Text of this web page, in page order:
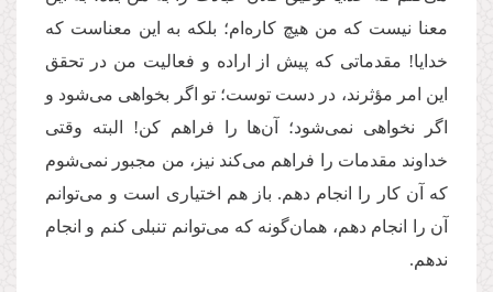
معنا نیست که من هیچ کاره‌ام؛ بلکه به این معناست که
خدایا! مقدماتی که پیش از اراده و فعالیت من در تحقق
این امر مؤثرند، در دست توست؛ تو اگر بخواهی می‌شود و
اگر نخواهی نمی‌شود؛ آن‌ها را فراهم کن! البته وقتی
خداوند مقدمات را فراهم می‌کند نیز، من مجبور نمی‌شوم
که آن کار را انجام دهم. باز هم اختیاری است و می‌توانم
آن را انجام دهم،‌ همان‌گونه که می‌توانم تنبلی کنم و انجام
ندهم.